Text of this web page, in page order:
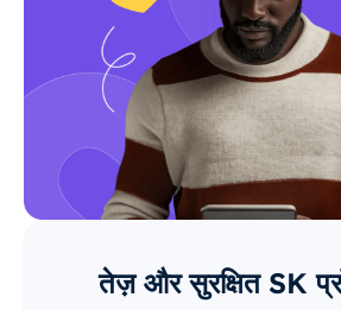
तेज़ और सुरक्षित SK